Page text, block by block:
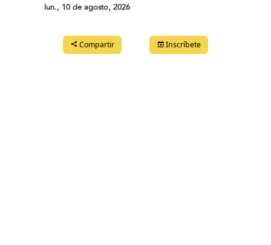
lun., 10 de agosto, 2026
Compartir Inscríbete